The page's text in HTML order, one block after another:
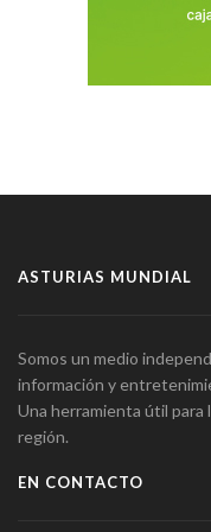
ASTURIAS MUNDIAL
Somos un medio
información y
Una herramienta útil
región.
EN CONTACTO